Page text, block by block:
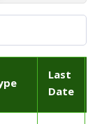
Last
Date